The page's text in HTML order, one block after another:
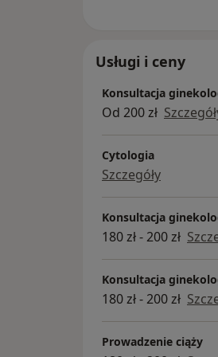
Usługi i ceny
Konsultacja
Od 200 zł
Cytologia
Szczegóły
Konsultacja
180 zł - 200 zł
Konsultacja
180 zł - 200 zł
Prowadzenie ciąży